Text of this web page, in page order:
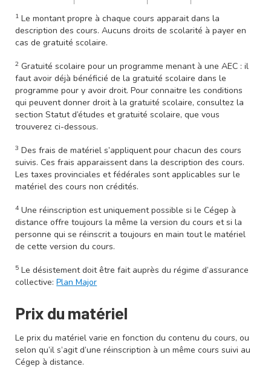
1 Le montant propre à chaque cours apparait dans la
description des cours. Aucuns droits de scolarité à payer en
cas de gratuité scolaire.
2 Gratuité scolaire pour un programme menant à une AEC : il
faut avoir déjà bénéficié de la gratuité scolaire dans le
programme pour y avoir droit. Pour connaitre les conditions
qui peuvent donner droit à la gratuité scolaire, consultez la
section Statut d’études et gratuité scolaire, que vous
trouverez ci-dessous.
3 Des frais de matériel s’appliquent pour chacun des cours
suivis. Ces frais apparaissent dans la description des cours.
Les taxes provinciales et fédérales sont applicables sur le
matériel des cours non crédités.
4 Une réinscription est uniquement possible si le Cégep à
distance offre toujours la même la version du cours et si la
personne qui se réinscrit a toujours en main tout le matériel
de cette version du cours.
5 Le désistement doit être fait auprès du régime d’assurance
collective:Plan Major
Prix du matériel
Le prix du matériel varie en fonction du contenu du cours, ou
selon qu’il s’agit d’une réinscription à un même cours suivi au
Cégep à distance.